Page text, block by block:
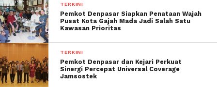
TERKINI
Pemkot Denpasar Siapkan Penataan Wajah
Pusat Kota Gajah Mada Jadi Salah Satu
Kawasan Prioritas
TERKINI
Pemkot Denpasar dan Kejari Perkuat
Sinergi Percepat Universal Coverage
Jamsostek